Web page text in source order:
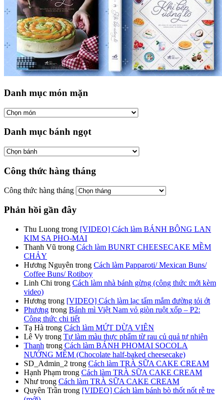
Danh mục món mặn
Danh mục bánh ngọt
Công thức hàng tháng
Công thức hàng tháng
Phản hồi gần đây
Thu Luong trong [VIDEO] Cách làm BÁNH BÔNG LAN
KIM SA PHO-MAI
Thanh Vũ trong Cách làm BUNRT CHEESECAKE MỀM
CHẢY
Hương Nguyên trong Cách làm Papparoti/ Mexican Buns/
Coffee Buns/ Rotiboy
Linh Chi trong Cách làm nhà bánh gừng (công thức mới kèm
video)
Hương trong [VIDEO] Cách làm lạc tẩm mắm đường tỏi ớt
Phương trong Bánh mì Việt Nam vỏ giòn ruột xốp – P2:
Công thức chi tiết
Tạ Hà trong Cách làm MỨT DỪA VIÊN
Lê Vy trong Tự làm màu thực phẩm từ rau củ quả tự nhiên
Thanh trong Cách làm BÁNH PHOMAI SOCOLA
NƯỚNG MỀM (Chocolate half-baked cheesecake)
SD_Admin_2 trong Cách làm TRÀ SỮA CAKE CREAM
Hạnh Phạm trong Cách làm TRÀ SỮA CAKE CREAM
Như trong Cách làm TRÀ SỮA CAKE CREAM
Quyên Trần trong [VIDEO] Cách làm bánh bò thốt nốt rễ tre